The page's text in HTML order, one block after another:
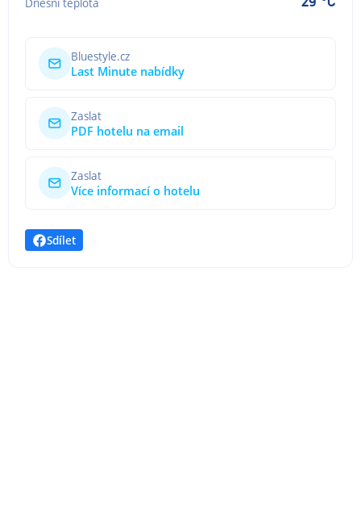
Bluestyle.cz
Last Minute nabídky
Zaslat
PDF hotelu na email
Zaslat
Více informací o hotelu
Sdílet